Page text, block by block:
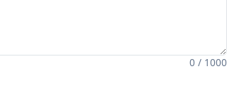
0 / 1000